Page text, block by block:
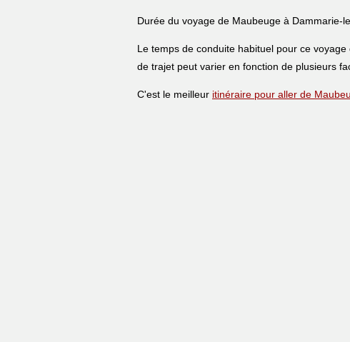
Durée du voyage de Maubeuge à Dammarie-
Le temps de conduite habituel pour ce voyage
de trajet peut varier en fonction de plusieurs
C'est le meilleur itinéraire pour aller de